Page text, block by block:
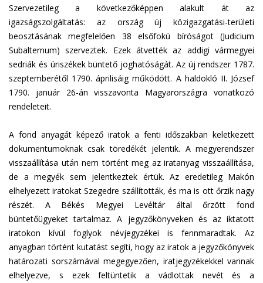
Szervezetileg a következőképpen alakult át az
igazságszolgáltatás: az ország új közigazgatási-területi
beosztásának megfelelően 38 elsőfokú bíróságot (Judicium
Subalternum) szerveztek. Ezek átvették az addigi vármegyei
sedriák és úriszékek büntető joghatóságát. Az új rendszer 1787.
szeptemberétől 1790. áprilisáig működött. A haldokló II. József
1790. január 26-án visszavonta Magyarországra vonatkozó
rendeleteit.
A fond anyagát képező iratok a fenti időszakban keletkezett
dokumentumoknak csak töredékét jelentik. A megyerendszer
visszaállítása után nem történt meg az iratanyag visszaállítása,
de a megyék sem jelentkeztek értük. Az eredetileg Makón
elhelyezett iratokat Szegedre szállították, és ma is ott őrzik nagy
részét. A Békés Megyei Levéltár által őrzött fond
büntetőügyeket tartalmaz. A jegyzőkönyveken és az iktatott
iratokon kívül foglyok névjegyzékei is fennmaradtak. Az
anyagban történt kutatást segíti, hogy az iratok a jegyzőkönyvek
határozati sorszámával megegyezően, iratjegyzékekkel vannak
elhelyezve, s ezek feltüntetik a vádlottak nevét és a